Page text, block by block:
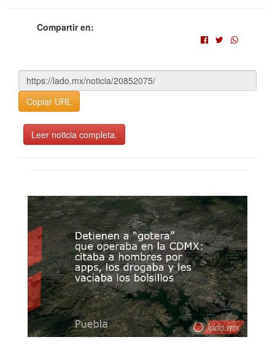
Compartir en:
Copiar URL
Leer noticia completa.